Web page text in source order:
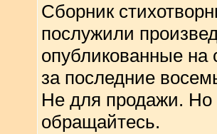
Сборник
послужили
опубликованные на
за последние
Не для продажи.
обращайтесь.